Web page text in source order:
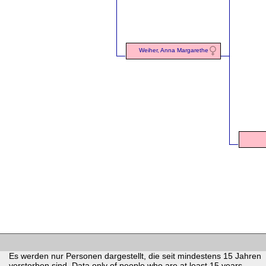
Weiher, Anna Margarethe
Es werden nur Personen dargestellt, die seit mindestens 15 Jahren